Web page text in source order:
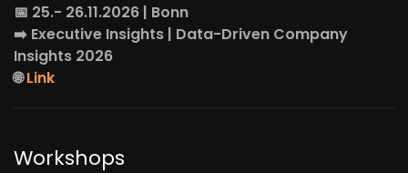
📅 25.- 26.11.2026 | Bonn
➡️ Executive Insights | Data-Driven Company
Insights 2026
🌐Link
Workshops